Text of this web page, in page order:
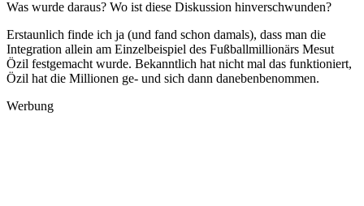
Was wurde daraus? Wo ist diese Diskussion hinverschwunden?
Erstaunlich finde ich ja (und fand schon damals), dass man die
Integration allein am Einzelbeispiel des Fußballmillionärs Mesut
Özil festgemacht wurde. Bekanntlich hat nicht mal das funktioniert,
Özil hat die Millionen ge- und sich dann danebenbenommen.
Werbung